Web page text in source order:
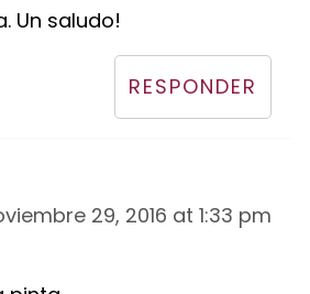
Un saludo!
RESPONDER
29, 2016 at 1:33 pm